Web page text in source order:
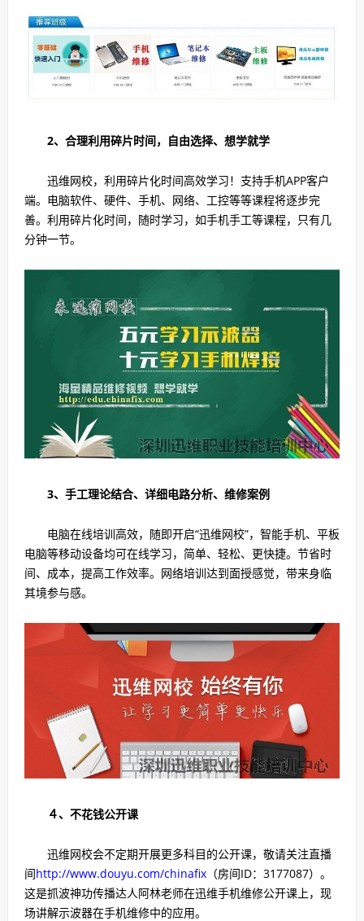
2、合理利用碎片时间，自由选择、想学就学
迅维网校，利用碎片化时间高效学习！支持手机APP客户
端。电脑软件、硬件、手机、网络、工控等等课程将逐步完
善。利用碎片化时间，随时学习，如手机手工等课程，只有几
分钟一节。
3、手工理论结合、详细电路分析、维修案例
电脑在线培训高效，随即开启“迅维网校”，智能手机、平板
电脑等移动设备均可在线学习，简单、轻松、更快捷。节省时
间、成本，提高工作效率。网络培训达到面授感觉，带来身临
其境参与感。
４、不花钱公开课
迅维网校会不定期开展更多科目的公开课，敬请关注直播
间http://www.douyu.com/chinafix（房间ID：3177087）。
这是抓波神功传播达人阿林老师在迅维手机维修公开课上，现
场讲解示波器在手机维修中的应用。